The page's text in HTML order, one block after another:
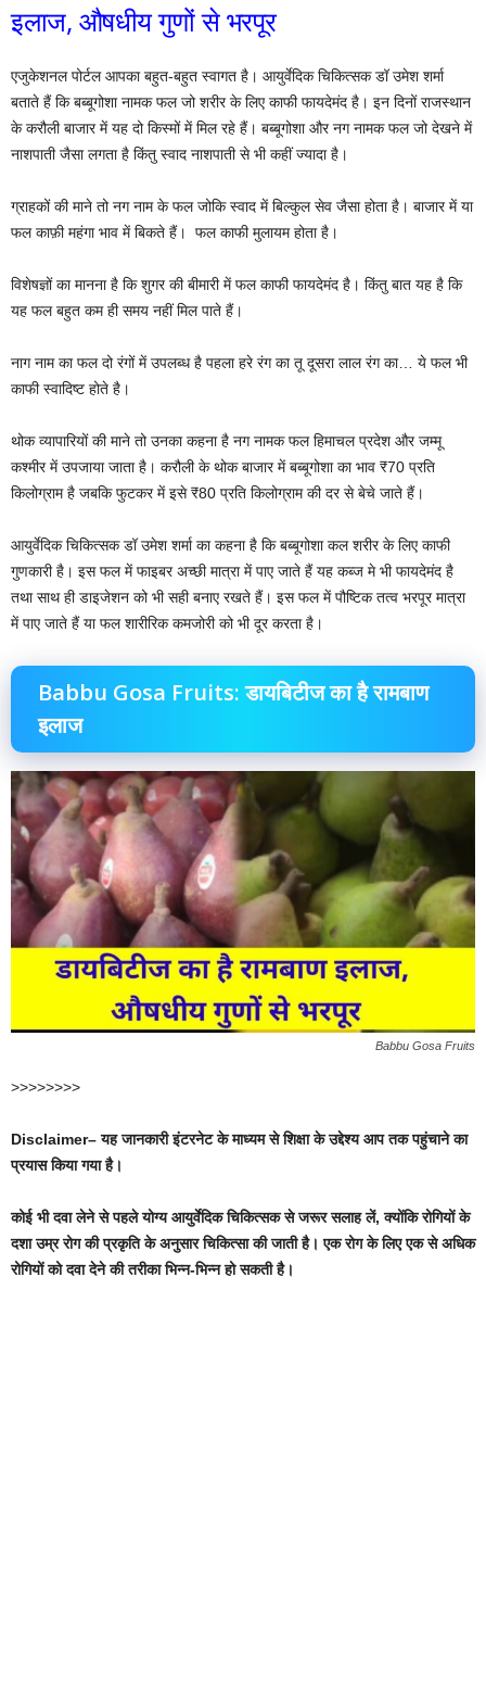
इलाज, औषधीय गुणों से भरपूर
एजुकेशनल पोर्टल आपका बहुत-बहुत स्वागत है। आयुर्वेदिक चिकित्सक डॉ उमेश शर्मा
बताते हैं कि बब्बूगोशा नामक फल जो शरीर के लिए काफी फायदेमंद है। इन दिनों राजस्थान
के करौली बाजार में यह दो किस्मों में मिल रहे हैं। बब्बूगोशा और नग नामक फल जो देखने में
नाशपाती जैसा लगता है किंतु स्वाद नाशपाती से भी कहीं ज्यादा है।
ग्राहकों की माने तो नग नाम के फल जोकि स्वाद में बिल्कुल सेव जैसा होता है। बाजार में या
फल काफ़ी महंगा भाव में बिकते हैं। फल काफी मुलायम होता है।
विशेषज्ञों का मानना है कि शुगर की बीमारी में फल काफी फायदेमंद है। किंतु बात यह है कि
यह फल बहुत कम ही समय नहीं मिल पाते हैं।
नाग नाम का फल दो रंगों में उपलब्ध है पहला हरे रंग का तू दूसरा लाल रंग का… ये फल भी
काफी स्वादिष्ट होते है।
थोक व्यापारियों की माने तो उनका कहना है नग नामक फल हिमाचल प्रदेश और जम्मू
कश्मीर में उपजाया जाता है। करौली के थोक बाजार में बब्बूगोशा का भाव ₹70 प्रति
किलोग्राम है जबकि फुटकर में इसे ₹80 प्रति किलोग्राम की दर से बेचे जाते हैं।
आयुर्वेदिक चिकित्सक डॉ उमेश शर्मा का कहना है कि बब्बूगोशा कल शरीर के लिए काफी
गुणकारी है। इस फल में फाइबर अच्छी मात्रा में पाए जाते हैं यह कब्ज मे भी फायदेमंद है
तथा साथ ही डाइजेशन को भी सही बनाए रखते हैं। इस फल में पौष्टिक तत्व भरपूर मात्रा
में पाए जाते हैं या फल शारीरिक कमजोरी को भी दूर करता है।
Babbu Gosa Fruits: डायबिटीज का है रामबाण
इलाज
Babbu Gosa Fruits
>>>>>>>>
Disclaimer– यह जानकारी इंटरनेट के माध्यम से शिक्षा के उद्देश्य आप तक पहुंचाने का
प्रयास किया गया है।
कोई भी दवा लेने से पहले योग्य आयुर्वेदिक चिकित्सक से जरूर सलाह लें, क्योंकि रोगियों के
दशा उम्र रोग की प्रकृति के अनुसार चिकित्सा की जाती है। एक रोग के लिए एक से अधिक
रोगियों को दवा देने की तरीका भिन्न-भिन्न हो सकती है।